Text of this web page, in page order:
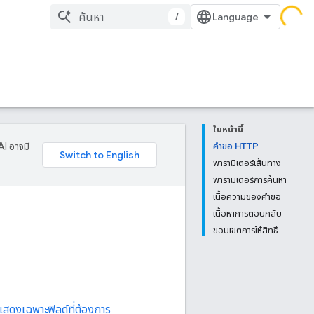
/
ในหน้านี้
คำขอ HTTP
พารามิเตอร์เส้นทาง
พารามิเตอร์การค้นหา
เนื้อความของคำขอ
เนื้อหาการตอบกลับ
ขอบเขตการให้สิทธิ์
อาจมี
สดงเฉพาะฟิลด์ที่ต้องการ